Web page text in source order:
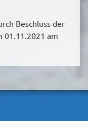
Beschluss der
01.11.2021 am